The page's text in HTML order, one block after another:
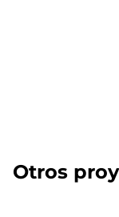
Otros